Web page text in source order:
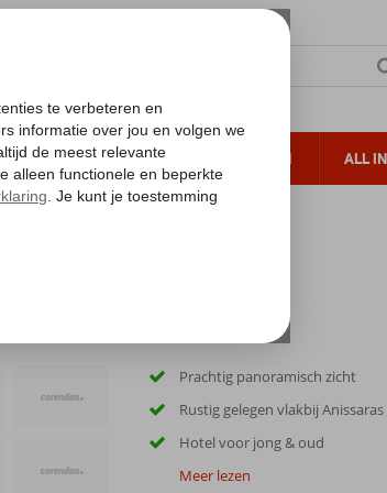
ZONVAKANTIES VERRE REIZEN ALL
Gratis annuleren*
Prachtig panoramisch zicht
Rustig gelegen vlakbij Anissaras
Hotel voor jong & oud
Meer lezen